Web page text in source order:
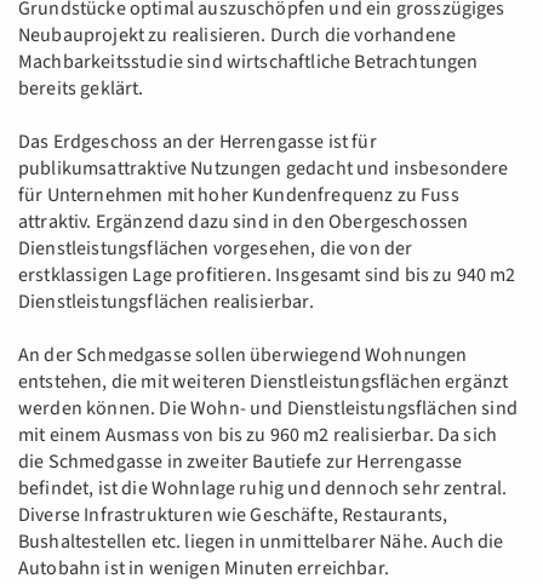
Grundstücke optimal auszuschöpfen und ein grosszügiges
Neubauprojekt zu realisieren. Durch die vorhandene
Machbarkeitsstudie sind wirtschaftliche Betrachtungen
bereits geklärt.
Das Erdgeschoss an der Herrengasse ist für
publikumsattraktive Nutzungen gedacht und insbesondere
für Unternehmen mit hoher Kundenfrequenz zu Fuss
attraktiv. Ergänzend dazu sind in den Obergeschossen
Dienstleistungsflächen vorgesehen, die von der
erstklassigen Lage profitieren. Insgesamt sind bis zu 940 m2
Dienstleistungsflächen realisierbar.
An der Schmedgasse sollen überwiegend Wohnungen
entstehen, die mit weiteren Dienstleistungsflächen ergänzt
werden können. Die Wohn- und Dienstleistungsflächen sind
mit einem Ausmass von bis zu 960 m2 realisierbar. Da sich
die Schmedgasse in zweiter Bautiefe zur Herrengasse
befindet, ist die Wohnlage ruhig und dennoch sehr zentral.
Diverse Infrastrukturen wie Geschäfte, Restaurants,
Bushaltestellen etc. liegen in unmittelbarer Nähe. Auch die
Autobahn ist in wenigen Minuten erreichbar.